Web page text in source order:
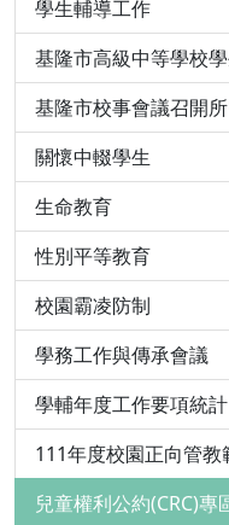
學生輔導工作
基隆市高級中等學校
基隆市校事會議召開
關懷中輟學生
生命教育
性別平等教育
校園霸凌防制
學務工作與傳承會議
學輔年度工作要項統計
111年度校園正向管
兒童權利公約(CRC)專